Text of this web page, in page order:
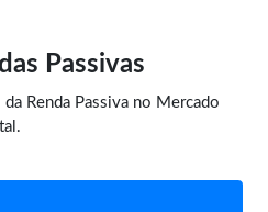
Passivas
Renda Passiva no Mercado